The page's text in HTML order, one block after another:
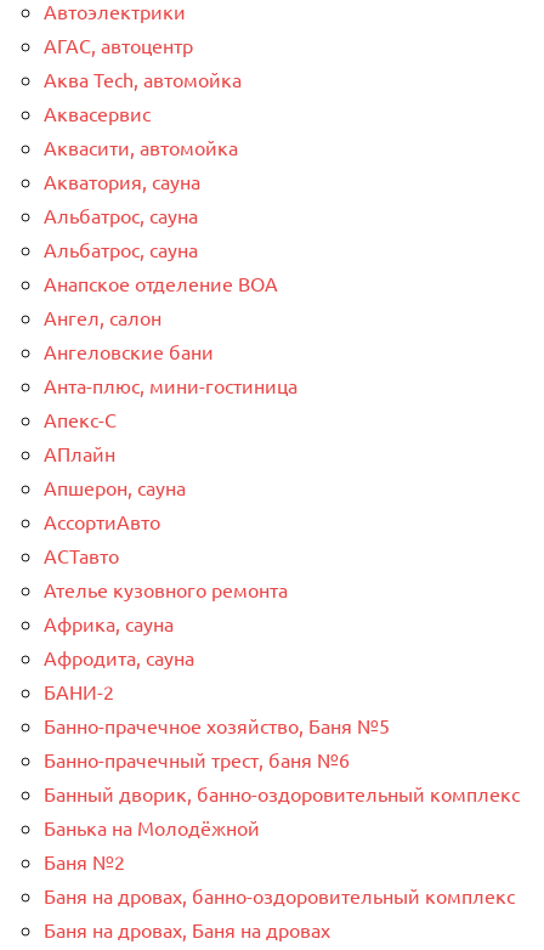
Автоэлектрики
АГАС, автоцентр
Аква Tech, автомойка
Аквасервис
Аквасити, автомойка
Акватория, сауна
Альбатрос, сауна
Альбатрос, сауна
Анапское отделение ВОА
Ангел, салон
Ангеловские бани
Анта-плюс, мини-гостиница
Апекс-С
АПлайн
Апшерон, сауна
АссортиАвто
АСТавто
Ателье кузовного ремонта
Африка, сауна
Афродита, сауна
БАНИ-2
Банно-прачечное хозяйство, Баня №5
Банно-прачечный трест, баня №6
Банный дворик, банно-оздоровительный комплекс
Банька на Молодёжной
Баня №2
Баня на дровах, банно-оздоровительный комплекс
Баня на дровах, Баня на дровах